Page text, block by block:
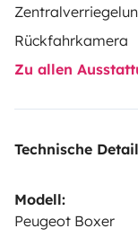
Rückfahrkamera
Zu allen
Technische
Modell:
Peugeot Boxer